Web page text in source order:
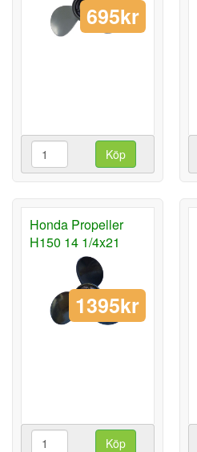
695kr
Köp
Honda Propeller
H150 14 1/4x21
1395kr
Köp